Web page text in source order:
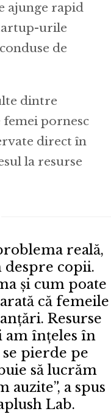
ajunge rapid
urile
de
dintre
pornesc
direct în
la resurse
reală,
despre copii.
și cum poate
că femeile
Resurse
am înțeles în
pierde pe
să lucrăm
auzite”, a spus
Lab.